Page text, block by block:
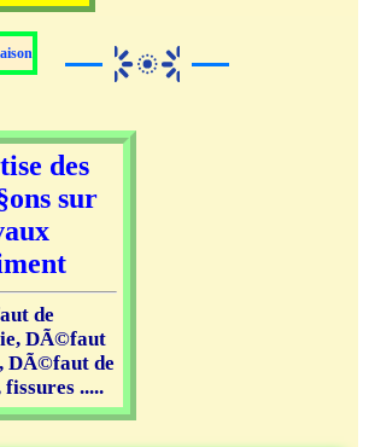
des
sur
de
DÃ©faut
DÃ©faut de
.....